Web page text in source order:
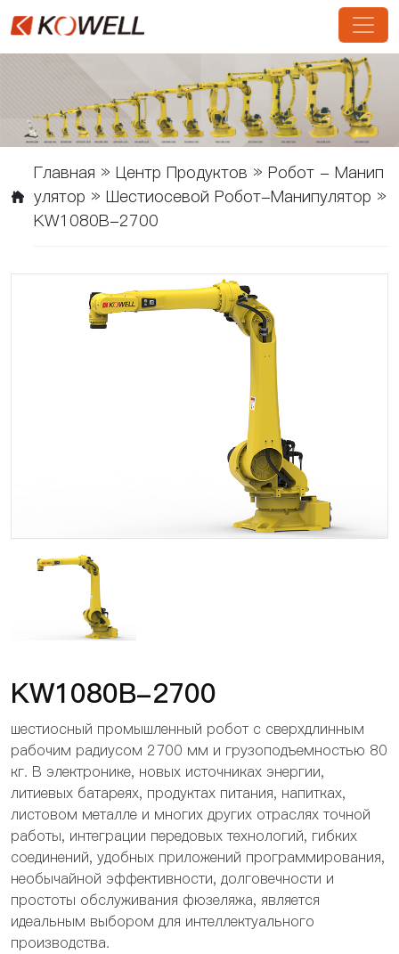
Главная » Центр Продуктов » Робот - Манип
Улятор » Шестиосевой Робот-Манипулятор »
KW1080B-2700
KW1080B-2700
шестиосный промышленный робот с сверхдлинным
рабочим радиусом 2700 мм и грузоподъемностью 80
кг. В электронике, новых источниках энергии,
литиевых батареях, продуктах питания, напитках,
листовом металле и многих других отраслях точной
работы, интеграции передовых технологий, гибких
соединений, удобных приложений программирования,
необычайной эффективности, долговечности и
простоты обслуживания фюзеляжа, является
идеальным выбором для интеллектуального
производства.